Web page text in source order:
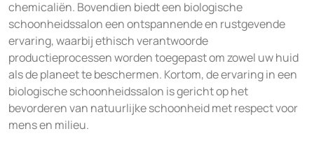
chemicaliën. Bovendien biedt een biologische
schoonheidssalon een ontspannende en rustgevende
ervaring, waarbij ethisch verantwoorde
productieprocessen worden toegepast om zowel uw huid
als de planeet te beschermen. Kortom, de ervaring in een
biologische schoonheidssalon is gericht op het
bevorderen van natuurlijke schoonheid met respect voor
mens en milieu.